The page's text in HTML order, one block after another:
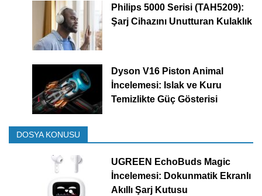
Philips 5000 Serisi (TAH5209):
Şarj Cihazını Unutturan Kulaklık
Dyson V16 Piston Animal
İncelemesi: Islak ve Kuru
Temizlikte Güç Gösterisi
DOSYA KONUSU
UGREEN EchoBuds Magic
İncelemesi: Dokunmatik Ekranlı
Akıllı Şarj Kutusu